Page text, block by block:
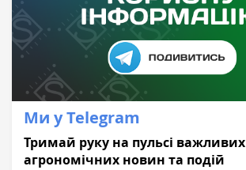
Ми у Telegram
Тримай руку на пульсі важливих
агрономічних новин та подій